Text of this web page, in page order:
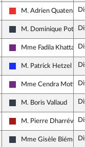
La France insoumise
M. Adrien
Nouvelle Gauche
M. Dominique Potier
La République en Marche
Mme Fadila Khattabi
Les Républicains
M. Patrick Hetzel
La République en Marche
Mme Cendra Motin
Nouvelle Gauche
M. Boris Vallaud
Gauche démocrate et
M. Pierre Dharréville
Nouvelle Gauche
Mme Gisèle